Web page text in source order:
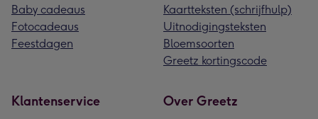
Baby cadeaus
Fotocadeaus
Feestdagen
Kaartteksten (schrijfhulp)
Uitnodigingsteksten
Bloemsoorten
Greetz kortingscode
Klantenservice Over Greetz